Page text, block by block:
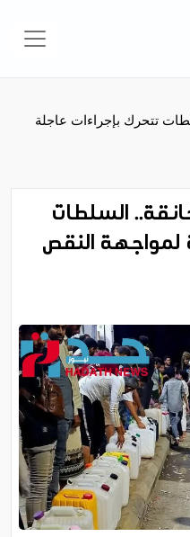
تتحرك بإجراءات عاجلة
السلطات
لمواجهة النقص